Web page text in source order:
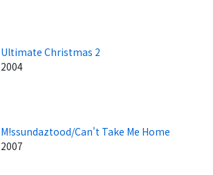
Ultimate Christmas 2
2004
M!ssundaztood/Can't Take Me Home
2007